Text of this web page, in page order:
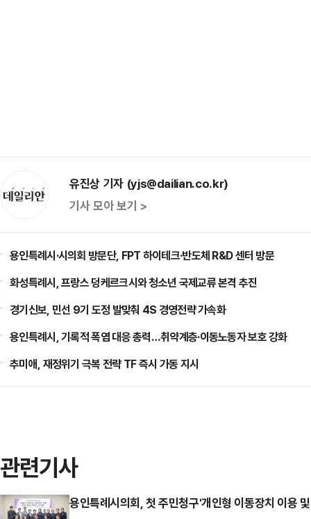
유진상 기자 (yjs@dailian.co.kr)
기사 모아 보기 >
용인특례시·시의회 방문단, FPT 하이테크·반도체 R&D 센터 방문
화성특례시, 프랑스 덩케르크시와 청소년 국제교류 본격 추진
경기신보, 민선 9기 도정 발맞춰 4S 경영전략 가속화
용인특례시, 기록적 폭염 대응 총력…취약계층·이동노동자 보호 강화
추미애, 재정위기 극복 전략 TF 즉시 가동 지시
관련기사
용인특례시의회, 첫 주민청구'개인형 이동장치 이용